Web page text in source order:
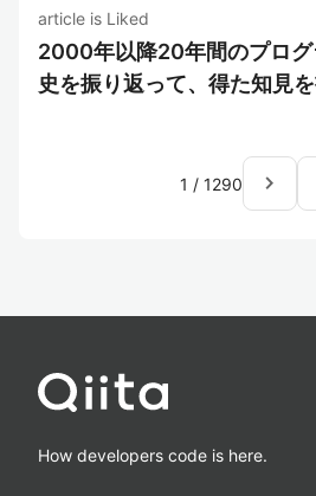
article is Liked
2000年以降20年間のプロ
史を振り返って、得た知見
1 / 1290 navigate_next
How developers code is here.